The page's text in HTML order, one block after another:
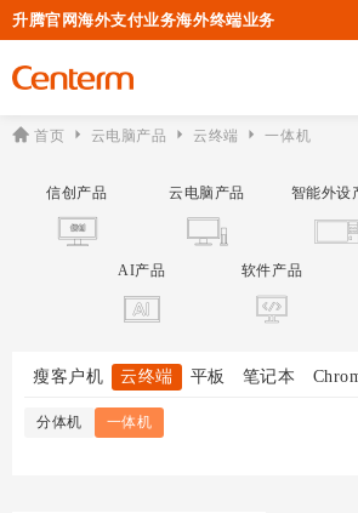
升腾官网海外支付业务海外终端业务
首页 云电脑产品 云终端 一体机
信创产品 云电脑产品 智能外设
AI产品 软件产品
瘦客户机 云终端
分体机 一体机
平板 笔记本